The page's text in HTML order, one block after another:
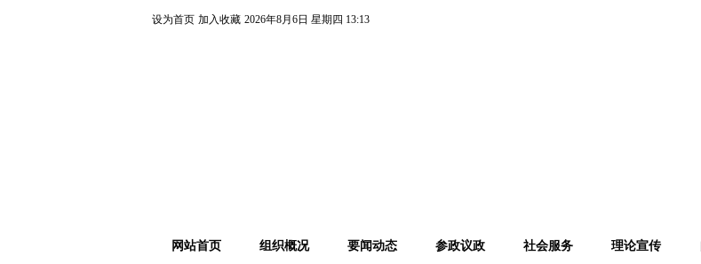
设为首页 加入收藏 2026年8月6日 星期四 13:13
网站首页 组织概况 要闻动态 参政议政 社会服务 理论宣传